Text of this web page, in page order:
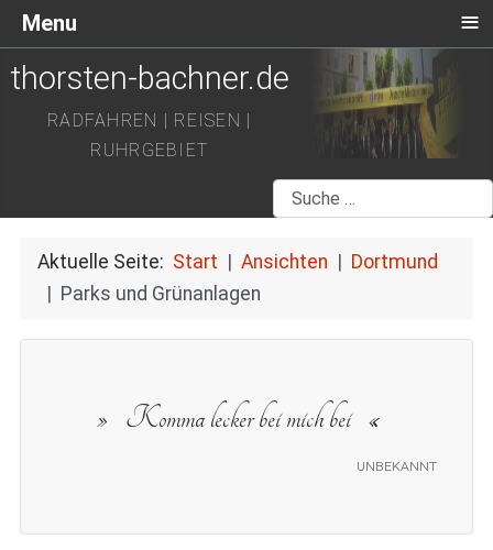
thorsten-bachner.de
RADFAHREN | REISEN |
RUHRGEBIET
Suchen
Aktuelle Seite: Start Ansichten
Dortmund
Parks und Grünanlagen
unbekannt
Komma lecker bei mich bei
Menu ≡